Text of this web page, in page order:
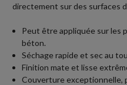
directement sur des surfaces
Peut être appliquée sur les
béton.
Séchage rapide et sec au
Finition mate et lisse
Couverture exceptionnelle,